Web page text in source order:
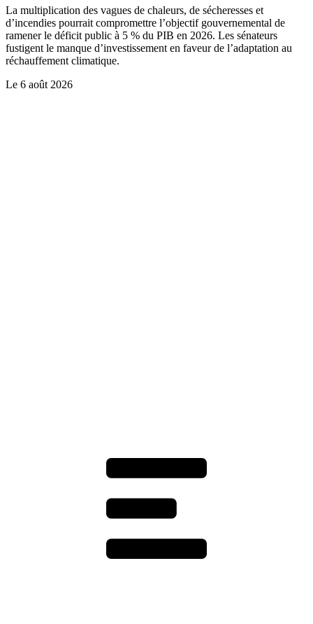
La multiplication des vagues de chaleurs, de sécheresses et
d’incendies pourrait compromettre l’objectif gouvernemental de
ramener le déficit public à 5 % du PIB en 2026. Les sénateurs
fustigent le manque d’investissement en faveur de l’adaptation au
réchauffement climatique.
Le 6 août 2026